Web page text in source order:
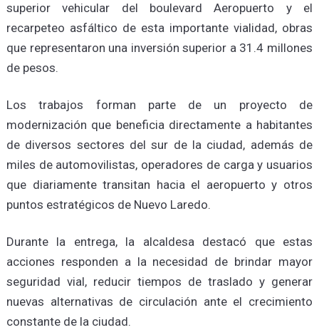
superior vehicular del boulevard Aeropuerto y el
recarpeteo asfáltico de esta importante vialidad, obras
que representaron una inversión superior a 31.4 millones
de pesos.
Los trabajos forman parte de un proyecto de
modernización que beneficia directamente a habitantes
de diversos sectores del sur de la ciudad, además de
miles de automovilistas, operadores de carga y usuarios
que diariamente transitan hacia el aeropuerto y otros
puntos estratégicos de Nuevo Laredo.
Durante la entrega, la alcaldesa destacó que estas
acciones responden a la necesidad de brindar mayor
seguridad vial, reducir tiempos de traslado y generar
nuevas alternativas de circulación ante el crecimiento
constante de la ciudad.